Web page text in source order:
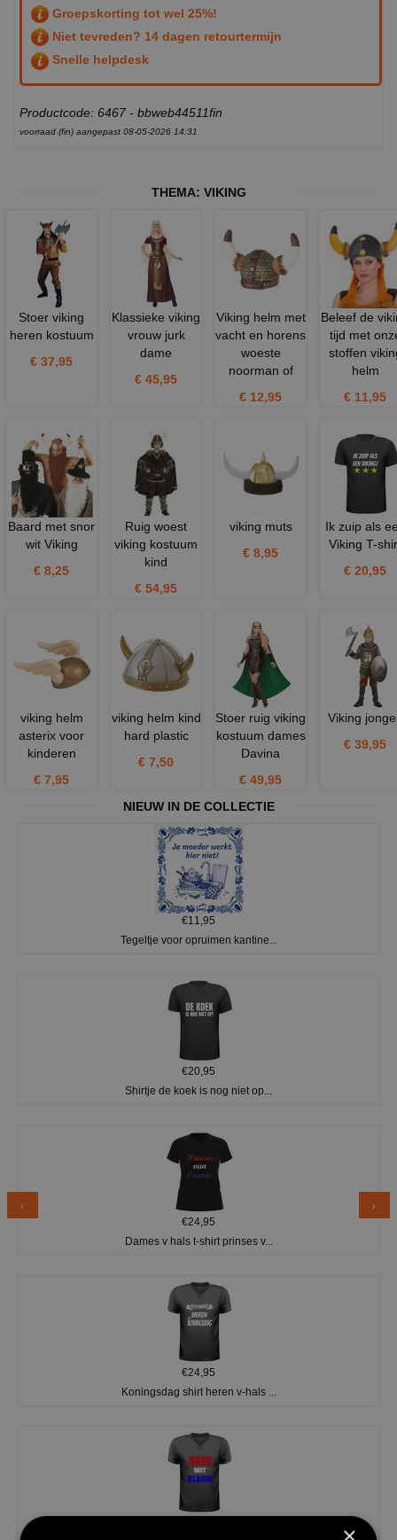
Groepskorting tot wel 25%!
Niet tevreden? 14 dagen retourtermijn
Snelle helpdesk
Productcode: 6467 - bbweb44511fin
voorraad (fin) aangepast 08-05-2026 14:31
THEMA: VIKING
Stoer viking
heren kostuum
€ 37,95
Klassieke viking
vrouw jurk
dame
€ 45,95
Viking helm met
vacht en horens
woeste
noorman of
€ 12,95
Beleef de
tijd met
stoffen
helm
€ 11,95
Baard met snor
wit Viking
€ 8,25
Ruig woest
viking kostuum
kind
€ 54,95
viking muts
€ 8,95
Ik zuip als
Viking T-
€ 20,95
viking helm
asterix voor
kinderen
€ 7,95
viking helm kind
hard plastic
€ 7,50
Stoer ruig viking
kostuum dames
Davina
€ 49,95
Viking
€ 39,95
NIEUW IN DE COLLECTIE
€11,95
Tegeltje voor opruimen kantine...
€20,95
Shirtje de koek is nog niet op...
€24,95
Dames v hals t-shirt prinses v...
€24,95
Koningsdag shirt heren v-hals ...